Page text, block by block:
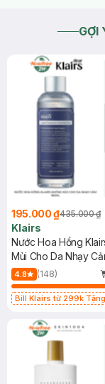
GỢI
195.000 ₫435.000 ₫
Klairs
Nước Hoa Hồng
Mùi Cho Da Nhạy
4.8 (148)
Bill Klairs từ 299k
25ml (SL Có Hạn)